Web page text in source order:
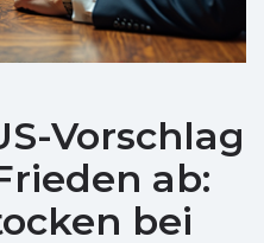
Vorschlag
ab:
bei